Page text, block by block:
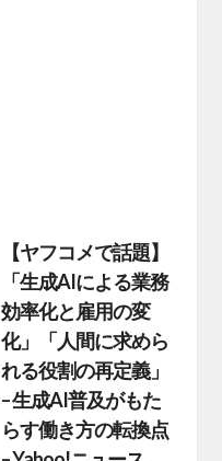
【ヤフコメで話題】
「生成AIによる業務
効率化と雇用の変
化」「人間に求めら
れる役割の再定義」
– 生成AI普及がもた
らす働き方の転換点